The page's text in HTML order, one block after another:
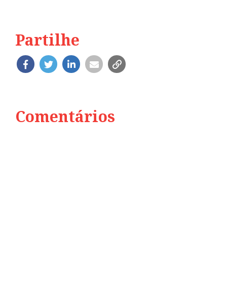
Partilhe
Comentários